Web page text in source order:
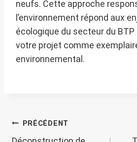
neufs. Cette approche
l’environnement répond aux
écologique du secteur du
votre projet comme
environnemental.
Navigation
PRÉCÉDENT